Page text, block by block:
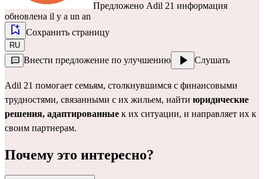
Предложено Adil 21 информация
обновлена il y a un an
Сохранить страницу
RU
Внести предложение по улучшению Слушать
Adil 21 помогает семьям, столкнувшимся с финансовыми
трудностями, связанными с их жильем, найти юридические
решения, адаптированные к их ситуации, и направляет их к
своим партнерам.
Почему это интересно?